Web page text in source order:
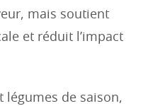
mais soutient
et réduit l’impact
légumes de saison,